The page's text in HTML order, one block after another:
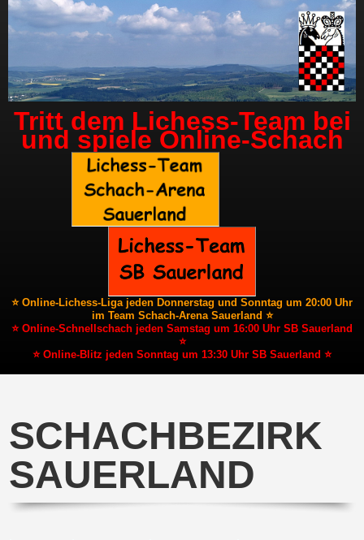
Tritt dem Lichess-Team bei
und spiele Online-Schach
⭐ Online-Lichess-Liga jeden Donnerstag und Sonntag um 20:00 Uhr
im Team Schach-Arena Sauerland ⭐
⭐ Online-Schnellschach jeden Samstag um 16:00 Uhr SB Sauerland
⭐
⭐ Online-Blitz jeden Sonntag um 13:30 Uhr SB Sauerland ⭐
SCHACHBEZIRK
SAUERLAND